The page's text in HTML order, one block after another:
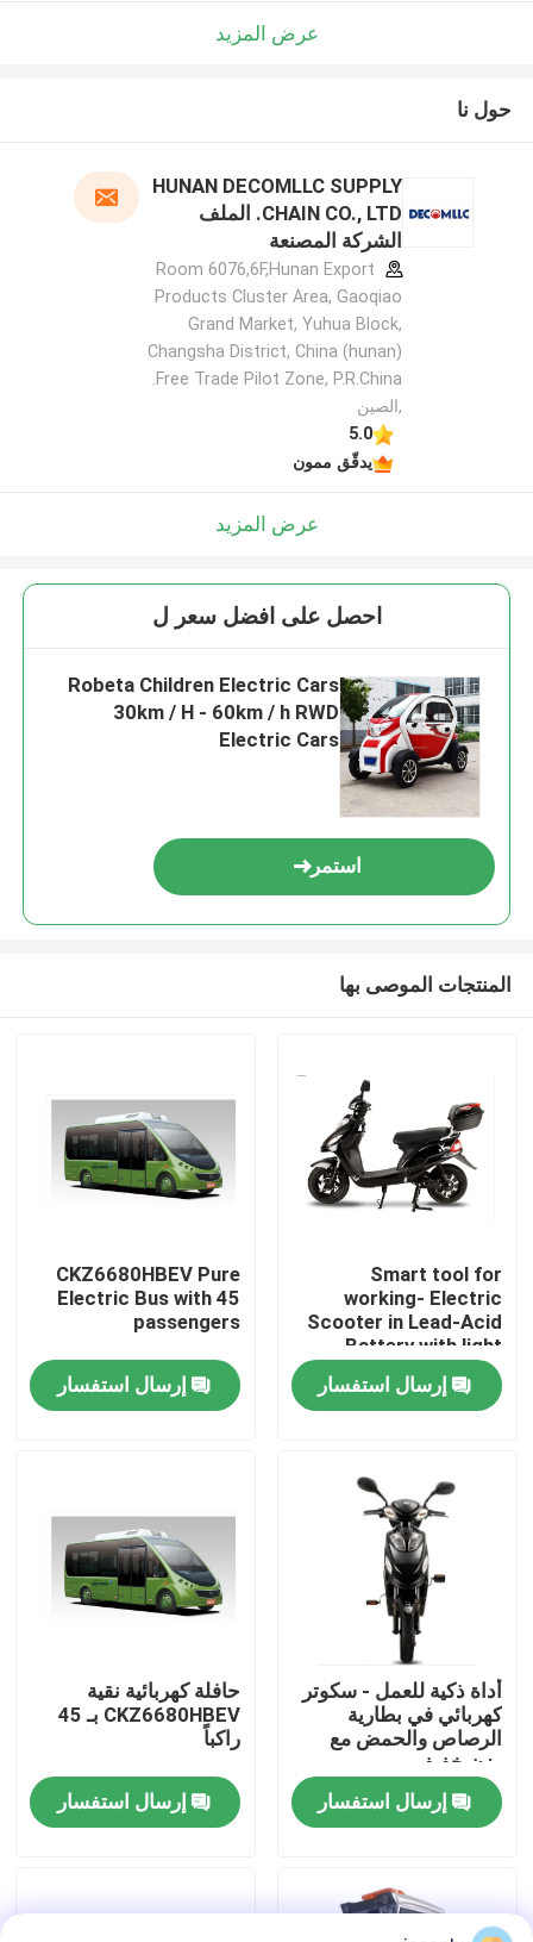
المنتجات
حول بنا
جولة في المعمل
ضبط الجودة
طلب اقتباس
السيارات المستعملة
سيارات كهربائية كبيرة
عرض المزيد
حول نا
HUNAN DECOMLLC SUPPLY
CHAIN CO., LTD. الملف
الشركة المصنعة
Room 6076,6F,Hunan Export
Products Cluster Area, Gaoqiao
Grand Market, Yuhua Block,
Changsha District, China (hunan)
,الصين
5.0
يدقّق ممون
عرض المزيد
احصل على افضل سعر ل
Robeta Children Electric Cars
30km / H - 60km / h RWD
Electric Cars
استمر
المنتجات الموصى بها
Smart tool for
working- Electric
Scooter in Lead-Acid
Battery with light
weight
إرسال استفسار
CKZ6680HBEV Pure
Electric Bus with 45
passengers
إرسال استفسار
أداة ذكية للعمل - سكوتر
كهربائي في بطارية
الرصاص والحمض مع
وزن خفيف
إرسال استفسار
حافلة كهربائية نقية
CKZ6680HBEV بـ 45
راكباً
إرسال استفسار